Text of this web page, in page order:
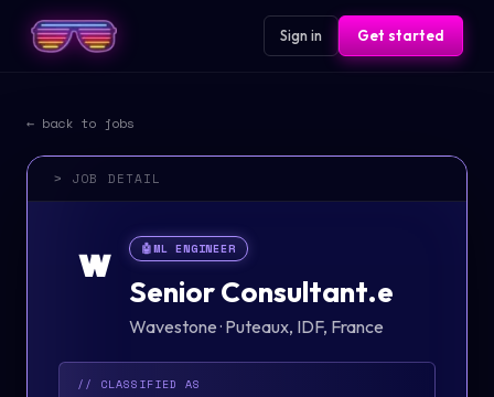
Sign in Get started
← back to jobs
> JOB DETAIL
W 🤖ML ENGINEER
Senior Consultant.e
Wavestone· Puteaux, IDF, France
// CLASSIFIED AS